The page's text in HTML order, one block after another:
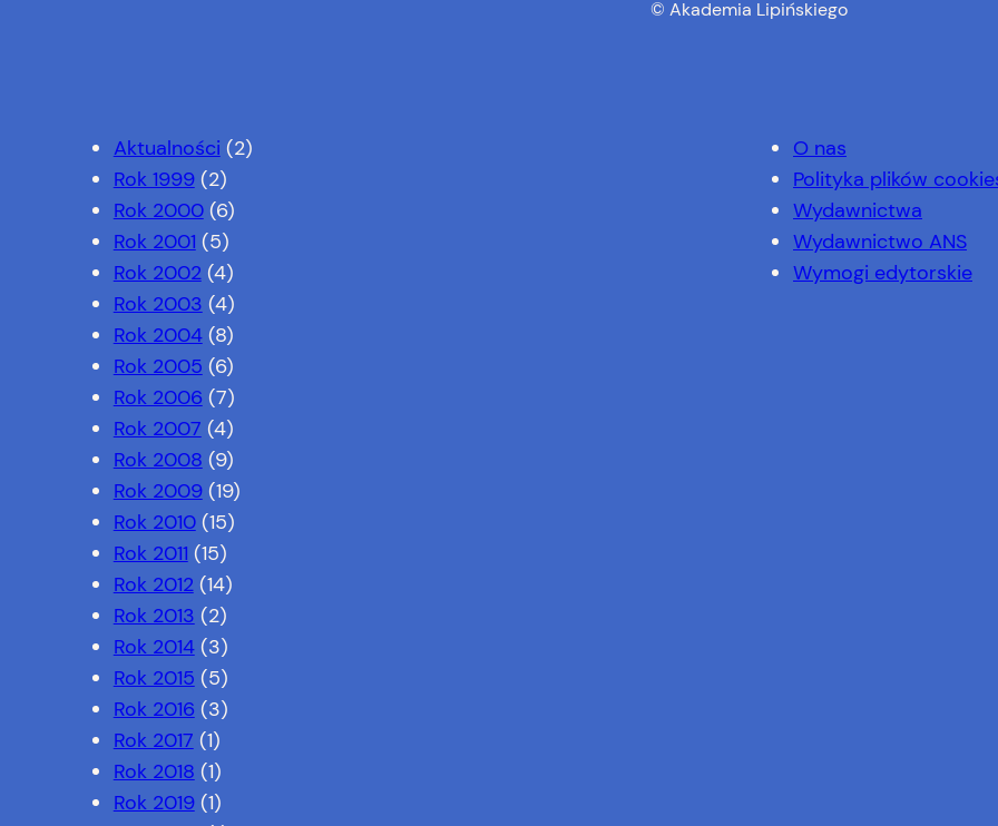
© Akademia Lipińskiego
Aktualności (2)
Rok 1999(2)
Rok 2000(6)
Rok 2001 (5)
Rok 2002(4)
Rok 2003 (4)
Rok 2004(8)
Rok 2005 (6)
Rok 2006 (7)
Rok 2007 (4)
Rok 2008 (9)
Rok 2009(19)
Rok 2010(15)
Rok 2011 (15)
Rok 2012(14)
Rok 2013 (2)
Rok 2014(3)
Rok 2015 (5)
Rok 2016 (3)
Rok 2017 (1)
Rok 2018 (1)
Rok 2019(1)
O nas
Polityka plików
Wydawnictwa
Wydawnictwo ANS
Wymogi edytorskie